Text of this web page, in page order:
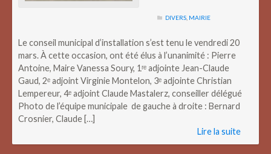
DIVERS MAIRIE
Le conseil municipal d’installation s’est tenu le vendredi 20
mars. À cette occasion, ont été élus à l’unanimité : Pierre
Antoine, Maire Vanessa Soury, 1ʳᵉ adjointe Jean-Claude
Gaud, 2ᵉ adjoint Virginie Montelon, 3ᵉ adjointe Christian
Lempereur, 4ᵉ adjoint Claude Mastalerz, conseiller délégué
Photo de l’équipe municipale de gauche à droite : Bernard
Crosnier, Claude […]
Lire la suite